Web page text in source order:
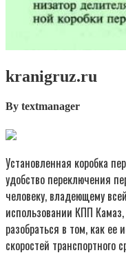
kranigruz.ru
By textmanager
Установленная коробка
удобство переключения
человеку, владеющему
использовании КПП
разобраться в том, как ее
скоростей транспортного